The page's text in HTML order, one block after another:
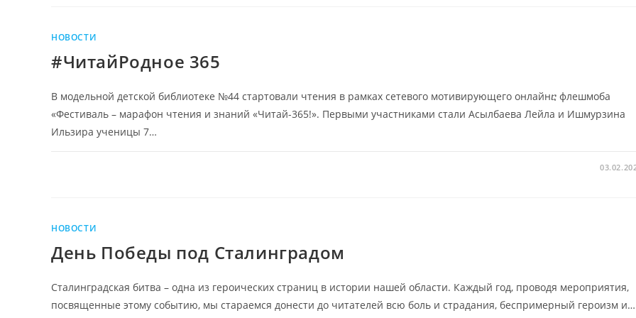
НОВОСТИ
#ЧитайРодное 365
В модельной детской библиотеке №44 стартовали чтения в рамках сетевого мотивирующего онлайнⴀ флешмоба
«Фестиваль – марафон чтения и знаний «Читай-365!». Первыми участниками стали Асылбаева Лейла и Ишмурзина
Ильзира ученицы 7…
НОВОСТИ
День Победы под Сталинградом
Сталинградская битва – одна из героических страниц в истории нашей области. Каждый год, проводя мероприятия,
посвященные этому событию, мы стараемся донести до читателей всю боль и страдания, беспримерный героизм и…